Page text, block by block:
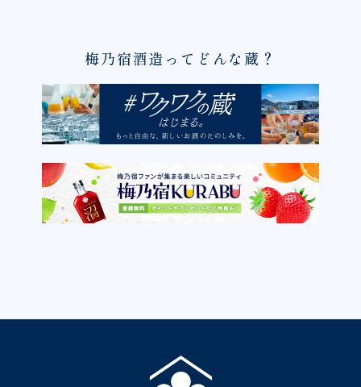
梅乃宿酒造ってどんな蔵？